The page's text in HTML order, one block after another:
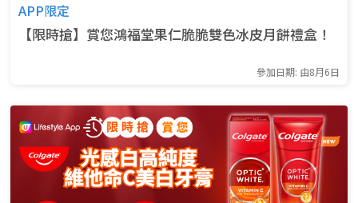
APP限定
【限時搶】賞您鴻福堂果仁脆脆雙色冰皮月餅禮盒！
參加日期: 由8月6日